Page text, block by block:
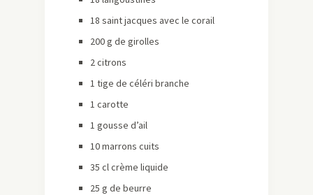
18 saint jacques avec le corail
200 g de girolles
2 citrons
1 tige de céléri branche
1 carotte
1 gousse d’ail
10 marrons cuits
35 cl crème liquide
25 g de beurre